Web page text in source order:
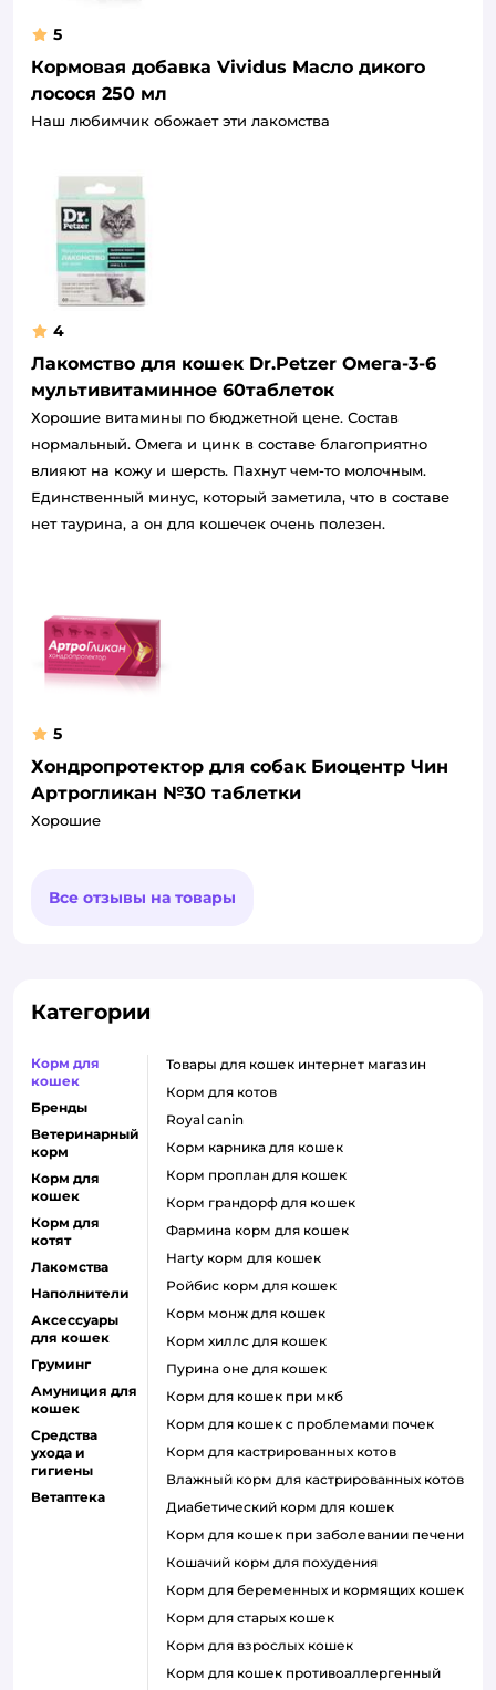
5
Кормовая добавка Vividus Масло дикого
лосося 250 мл
Наш любимчик обожает эти лакомства
4
Лакомство для кошек Dr.Petzer Омега-3-6
мультивитаминное 60таблеток
Хорошие витамины по бюджетной цене. Состав
нормальный. Омега и цинк в составе благоприятно
влияют на кожу и шерсть. Пахнут чем-то молочным.
Единственный минус, который заметила, что в составе
нет таурина, а он для кошечек очень полезен.
5
Хондропротектор для собак Биоцентр Чин
Артрогликан №30 таблетки
Хорошие
Все отзывы на товары
Категории
Корм для
кошек
Бренды
Ветеринарный
корм
Корм для
кошек
Корм для
котят
Лакомства
Наполнители
Аксессуары
для кошек
Груминг
Амуниция для
кошек
Средства
ухода и
гигиены
Ветаптека
товары для кошек интернет магазин
корм для котов
royal canin
корм карника для кошек
корм проплан для кошек
корм грандорф для кошек
фармина корм для кошек
harty корм для кошек
ройбис корм для кошек
корм монж для кошек
корм хиллс для кошек
пурина оне для кошек
корм для кошек при мкб
корм для кошек с проблемами почек
Корм для кастрированных котов
влажный корм для кастрированных котов
диабетический корм для кошек
корм для кошек при заболевании печени
кошачий корм для похудения
корм для беременных и кормящих кошек
корм для старых кошек
корм для взрослых кошек
корм для кошек противоаллергенный